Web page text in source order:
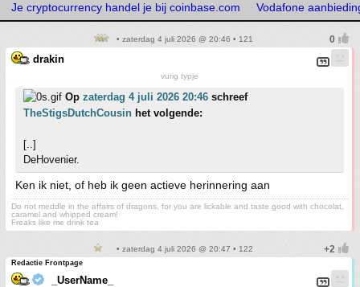
Je cryptocurrency handel je bij coinbase.com Vodafone
• zaterdag 4 juli 2026 @ 20:46 • 121
drakin
vurig typje
Op zaterdag 4 juli 2026 20:46 schreef
TheStigsDutchCousin het volgende:
[..]
DeHovenier.
Ken ik niet, of heb ik geen actieve herinnering aan
Do not meddle in the affairs of dragons, for you are lickable and taste good with chocolat,
caramel and whipped cream!
Freaks like me drink tea
• zaterdag 4 juli 2026 @ 20:47 • 122
Redactie Frontpage
_UserName_